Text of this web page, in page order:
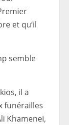
et qu’il
semble
il a
funérailles
Khamenei,